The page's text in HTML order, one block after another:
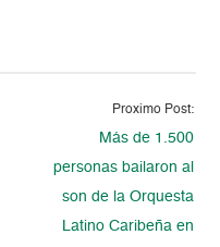
Proximo Post:
Más de 1.500
personas bailaron al
son de la Orquesta
Latino Caribeña en